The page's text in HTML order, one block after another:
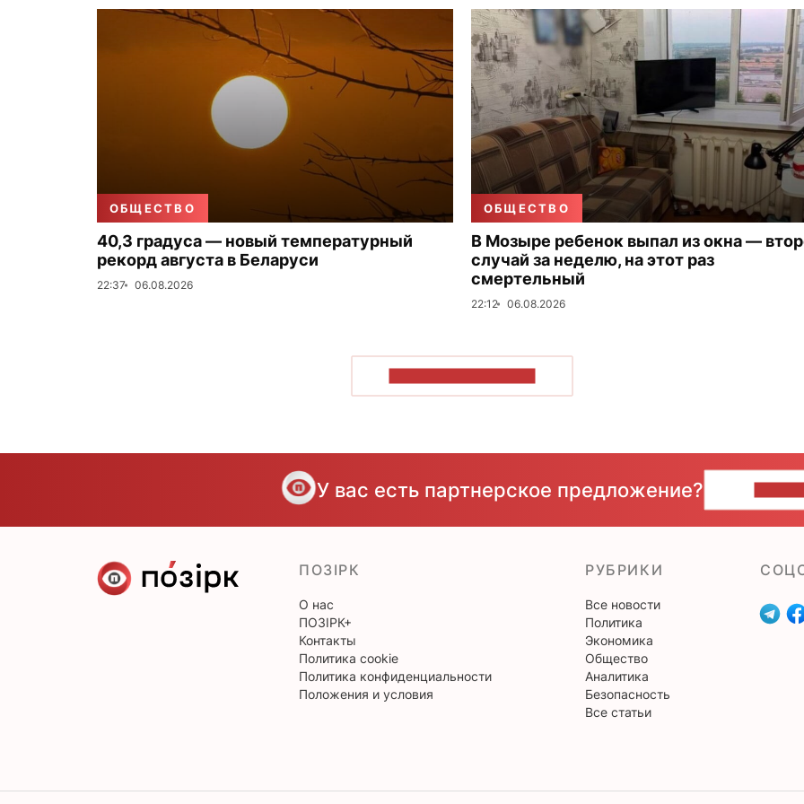
ОБЩЕСТВО
40,3 градуса — новый температурный
рекорд августа в Беларуси
22:37 06.08.2026
ОБЩЕСТВО
В Мозыре ребенок выпал из окна —
случай за неделю, на этот раз
смертельный
22:12 06.08.2026
У вас есть партнерское предложение?
ПОЗІРК
О нас
ПОЗІРК+
Контакты
Политика cookie
Политика конфиденциальности
Положения и условия
РУБРИКИ
Все новости
Политика
Экономика
Общество
Аналитика
Безопасность
Все статьи